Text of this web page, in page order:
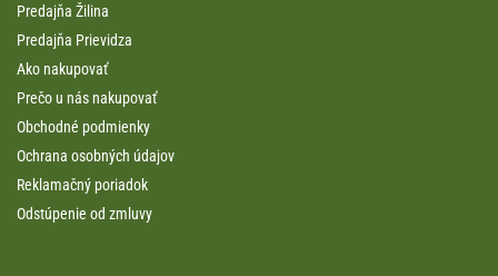
Predajňa Žilina
Predajňa Prievidza
Ako nakupovať
Prečo u nás nakupovať
Obchodné podmienky
Ochrana osobných údajov
Reklamačný poriadok
Odstúpenie od zmluvy